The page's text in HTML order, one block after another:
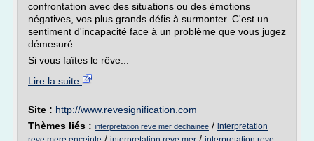
confrontation avec des situations ou des émotions
négatives, vos plus grands défis à surmonter. C'est un
sentiment d'incapacité face à un problème que vous jugez
démesuré.
Si vous faîtes le rêve...
Lire la suite
Site : http://www.revesignification.com
Thèmes liés : interpretation reve mer dechainee / interpretation